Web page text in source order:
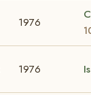
1976
1976